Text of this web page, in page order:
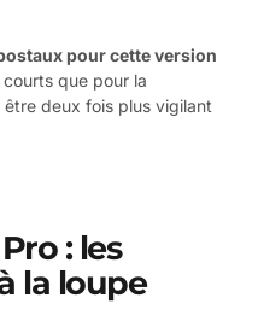
pour cette version
que pour la
deux fois plus vigilant
: les
la loupe